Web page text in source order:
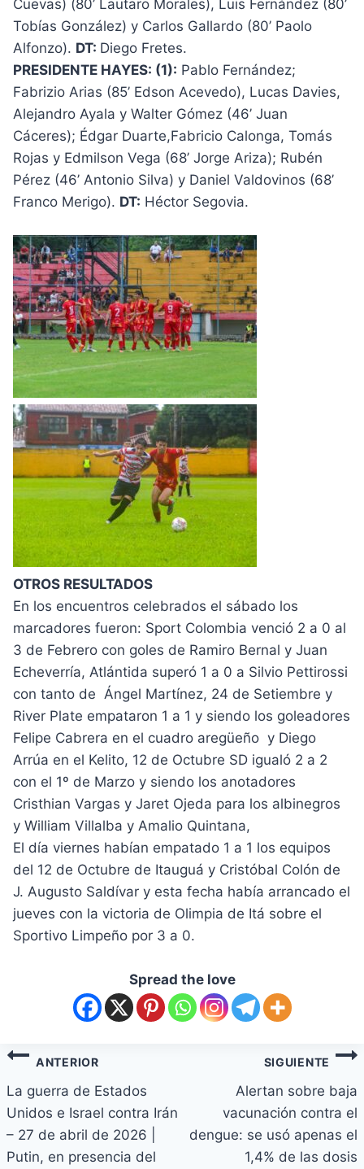
Cuevas) (80’ Lautaro Morales), Luis Fernández (80’
Tobías González) y Carlos Gallardo (80’ Paolo
Alfonzo). DT: Diego Fretes.
PRESIDENTE HAYES: (1): Pablo Fernández;
Fabrizio Arias (85’ Edson Acevedo), Lucas Davies,
Alejandro Ayala y Walter Gómez (46’ Juan
Cáceres); Édgar Duarte,Fabricio Calonga, Tomás
Rojas y Edmilson Vega (68’ Jorge Ariza); Rubén
Pérez (46’ Antonio Silva) y Daniel Valdovinos (68’
Franco Merigo). DT: Héctor Segovia.
OTROS RESULTADOS
En los encuentros celebrados el sábado los
marcadores fueron: Sport Colombia venció 2 a 0 al
3 de Febrero con goles de Ramiro Bernal y Juan
Echeverría, Atlántida superó 1 a 0 a Silvio Pettirossi
con tanto de Ángel Martínez, 24 de Setiembre y
River Plate empataron 1 a 1 y siendo los goleadores
Felipe Cabrera en el cuadro aregüeño y Diego
Arrúa en el Kelito, 12 de Octubre SD igualó 2 a 2
con el 1º de Marzo y siendo los anotadores
Cristhian Vargas y Jaret Ojeda para los albinegros
y William Villalba y Amalio Quintana,
El día viernes habían empatado 1 a 1 los equipos
del 12 de Octubre de Itauguá y Cristóbal Colón de
J. Augusto Saldívar y esta fecha había arrancado el
jueves con la victoria de Olimpia de Itá sobre el
Sportivo Limpeño por 3 a 0.
Spread the love
ANTERIOR
La guerra de Estados
Unidos e Israel contra Irán
– 27 de abril de 2026 |
Putin, en presencia del
SIGUIENTE
Alertan sobre baja
vacunación contra el
dengue: se usó apenas el
1,4% de las dosis